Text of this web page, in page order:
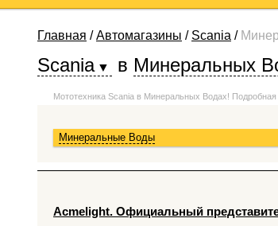
Главная /Автомагазины / Scania /
Scania в Минеральных
Мототехника Scania в Минеральных Водах!
Минеральные Воды
Acmelight. Официальный